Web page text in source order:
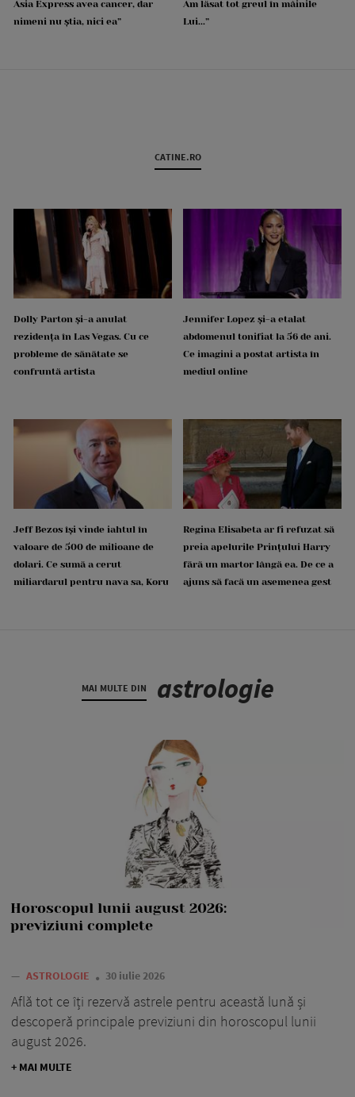
Asia Express avea cancer, dar
nimeni nu știa, nici ea”
Am lăsat tot greul în mâinile
Lui...”
CATINE.RO
Dolly Parton și-a anulat
rezidența în Las Vegas. Cu ce
probleme de sănătate se
confruntă artista
Jennifer Lopez și-a etalat
abdomenul tonifiat la 56 de ani.
Ce imagini a postat artista în
mediul online
Jeff Bezos își vinde iahtul în
valoare de 500 de milioane de
dolari. Ce sumă a cerut
miliardarul pentru nava sa, Koru
Regina Elisabeta ar fi refuzat să
preia apelurile Prințului Harry
fără un martor lângă ea. De ce a
ajuns să facă un asemenea gest
MAI MULTE DIN astrologie
Horoscopul lunii august 2026:
previziuni complete
— ASTROLOGIE 30 iulie 2026
Află tot ce îți rezervă astrele pentru această lună și
descoperă principale previziuni din horoscopul lunii
august 2026.
+ MAI MULTE